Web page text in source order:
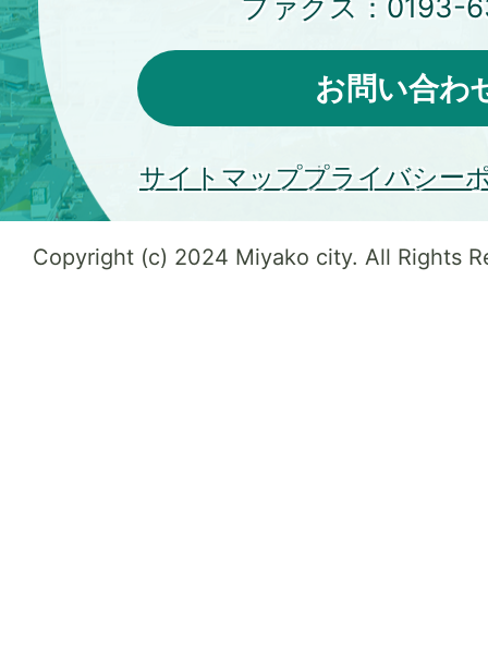
お問い合わ
サイトマッププライバシー
Copyright (c) 2024 Miyako city. All Rights